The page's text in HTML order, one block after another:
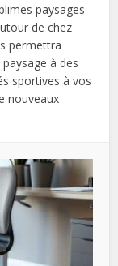
paysages
de chez
permettra
à des
sportives à vos
nouveaux